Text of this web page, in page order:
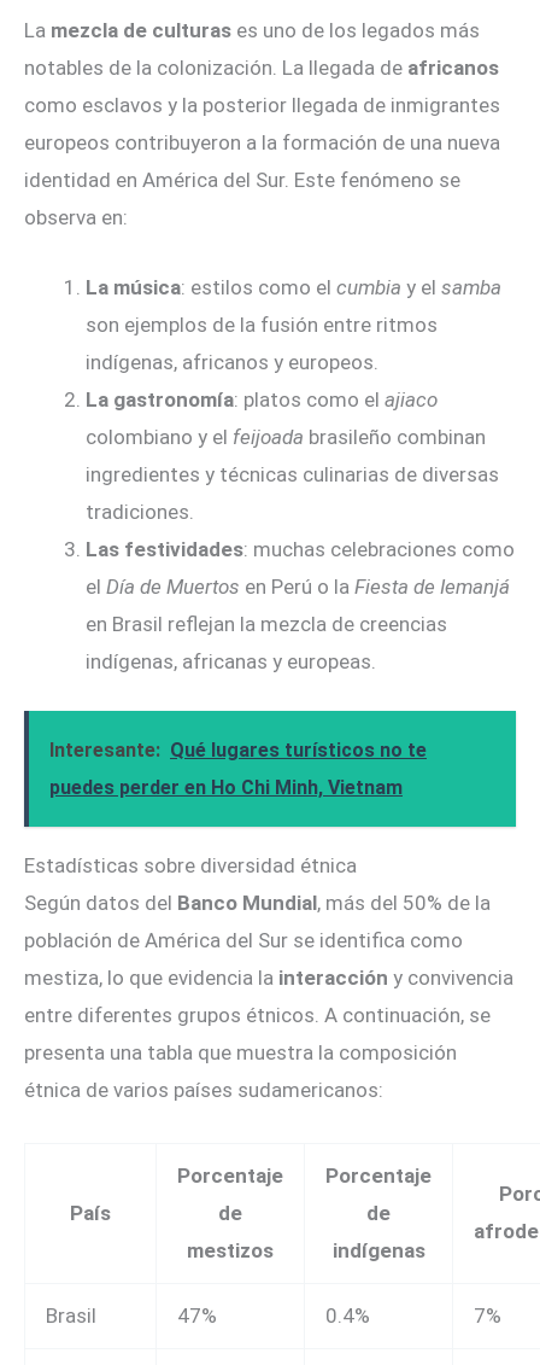
La mezcla de culturas es uno de los legados más
notables de la colonización. La llegada de africanos
como esclavos y la posterior llegada de inmigrantes
europeos contribuyeron a la formación de una nueva
identidad en América del Sur. Este fenómeno se
observa en:
La música: estilos como el cumbia y el samba
son ejemplos de la fusión entre ritmos
indígenas, africanos y europeos.
La gastronomía: platos como el ajiaco
colombiano y el feijoada brasileño combinan
ingredientes y técnicas culinarias de diversas
tradiciones.
Las festividades: muchas celebraciones como
el Día de Muertos en Perú o la Fiesta de Iemanjá
en Brasil reflejan la mezcla de creencias
indígenas, africanas y europeas.
Interesante: Qué lugares turísticos no te
puedes perder en Ho Chi Minh, Vietnam
Estadísticas sobre diversidad étnica
Según datos del Banco Mundial, más del 50% de la
población de América del Sur se identifica como
mestiza, lo que evidencia la interacción y convivencia
entre diferentes grupos étnicos. A continuación, se
presenta una tabla que muestra la composición
étnica de varios países sudamericanos:
País
Porcentaje
de
mestizos
Porcentaje
de
indígenas
Brasil 47% 0.4% 7%